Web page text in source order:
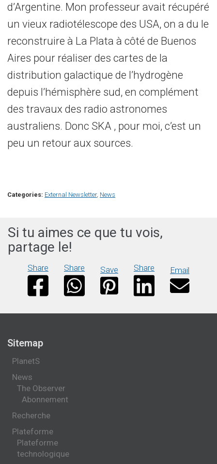
d’Argentine. Mon professeur avait récupéré
un vieux radiotélescope des USA, on a du le
reconstruire à La Plata à côté de Buenos
Aires pour réaliser des cartes de la
distribution galactique de l’hydrogène
depuis l’hémisphère sud, en complément
des travaux des radio astronomes
australiens. Donc SKA , pour moi, c’est un
peu un retour aux sources.
Categories: External Newsletter, News
Si tu aimes ce que tu vois,
partage le!
Share Share Save Share Email
Sitemap
PlanetS
News
The Observer
Abonnement
Recherche
Plateforme
Plateforme
technologique